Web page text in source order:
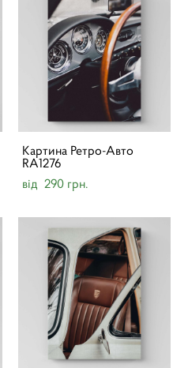
Картина Ретро-Авто
RA1276
від 290 грн.